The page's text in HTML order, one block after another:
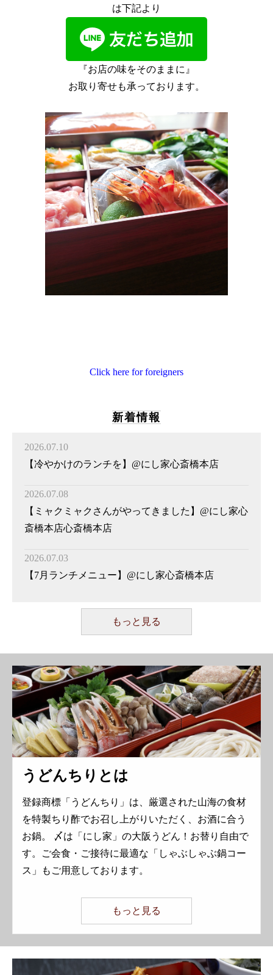
は下記より
『お店の味をそのままに』
お取り寄せも承っております。
Click here for foreigners
新着情報
2026.07.10
【冷やかけのランチを】@にし家心斎橋本店
2026.07.08
【ミャクミャクさんがやってきました】@にし家心
斎橋本店心斎橋本店
2026.07.03
【7月ランチメニュー】@にし家心斎橋本店
もっと見る
うどんちりとは
登録商標「うどんちり」は、厳選された山海の食材
を特製ちり酢でお召し上がりいただく、お酒に合う
お鍋。 〆は「にし家」の大阪うどん！お替り自由で
す。ご会食・ご接待に最適な「しゃぶしゃぶ鍋コー
ス」もご用意しております。
もっと見る